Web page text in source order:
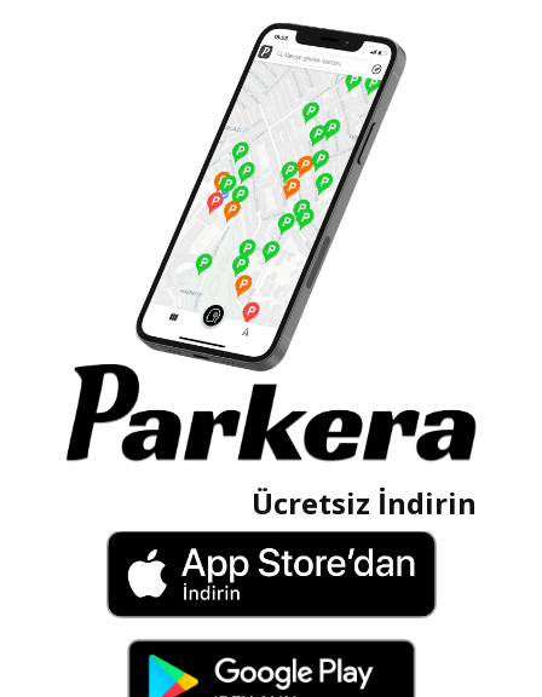
Ücretsiz İndirin